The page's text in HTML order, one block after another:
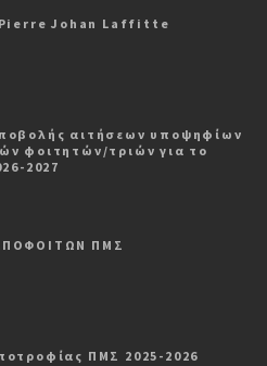
Pierre Johan Laffitte
αιτήσεων υποψηφίων
φοιτητών/τριών για το
2027
ΠΜΣ
ΠΜΣ 2025-2026